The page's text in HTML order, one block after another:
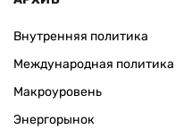
Внутренняя политика
Международная политика
Макроуровень
Энергорынок